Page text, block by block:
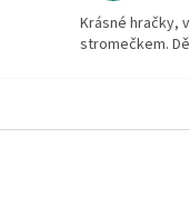
Krásné hračky,
stromečkem.